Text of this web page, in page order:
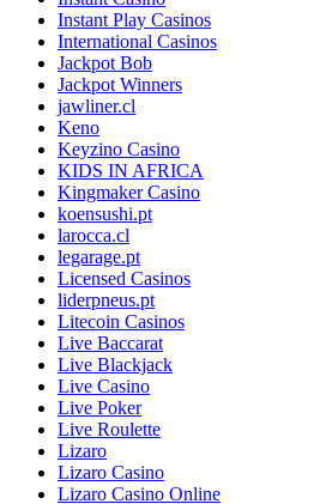
Instant Play Casinos
International Casinos
Jackpot Bob
Jackpot Winners
jawliner.cl
Keno
Keyzino Casino
KIDS IN AFRICA
Kingmaker Casino
koensushi.pt
larocca.cl
legarage.pt
Licensed Casinos
liderpneus.pt
Litecoin Casinos
Live Baccarat
Live Blackjack
Live Casino
Live Poker
Live Roulette
Lizaro
Lizaro Casino
Lizaro Casino Online